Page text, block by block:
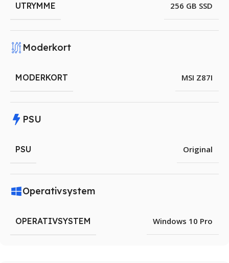
UTRYMME 256 GB SSD
Moderkort
MODERKORT MSI Z87I
PSU
PSU Original
Operativsystem
OPERATIVSYSTEM Windows 10 Pro